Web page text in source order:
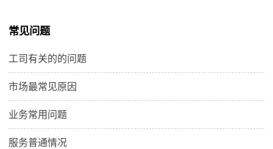
常见问题
工司有关的的问题
市场最常见原因
业务常用问题
服务普通情况